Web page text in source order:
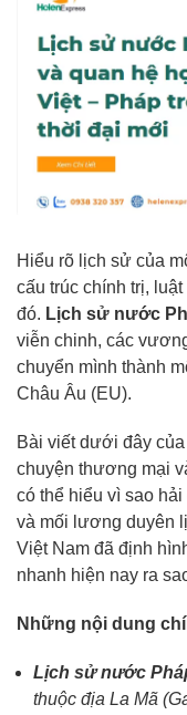
Hiểu rõ lịch sử của
cấu trúc chính trị,
đó. Lịch sử nước
viễn chinh, các
chuyển mình thành
Châu Âu (EU).
Bài viết dưới đây của
chuyện thương mại
có thể hiểu vì sao
và mối lương duyên
Việt Nam đã định
nhanh hiện nay ra
Những nội dung
Lịch sử nước
thuộc địa La Mã